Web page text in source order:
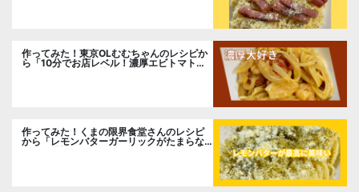
作ってみた！東京OLむむちゃんのレシピか
ら「10分でお店レベル！濃厚エビトマトク
リームパスタ」に挑戦
作ってみた！くまの限界食堂さんのレシピ
から「レモンバターガーリックがたまらな